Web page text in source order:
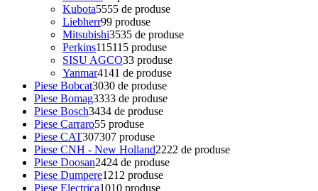
Kubota5555 de produse
Liebherr99 produse
Mitsubishi3535 de produse
Perkins115115 produse
SISU AGCO33 produse
Yanmar4141 de produse
Piese Bobcat3030 de produse
Piese Bomag3333 de produse
Piese Bosch3434 de produse
Piese Carraro55 produse
Piese CAT307307 produse
Piese CNH - New Holland2222 de produse
Piese Doosan2424 de produse
Piese Dumpere1212 produse
Piese Electrica1010 produse